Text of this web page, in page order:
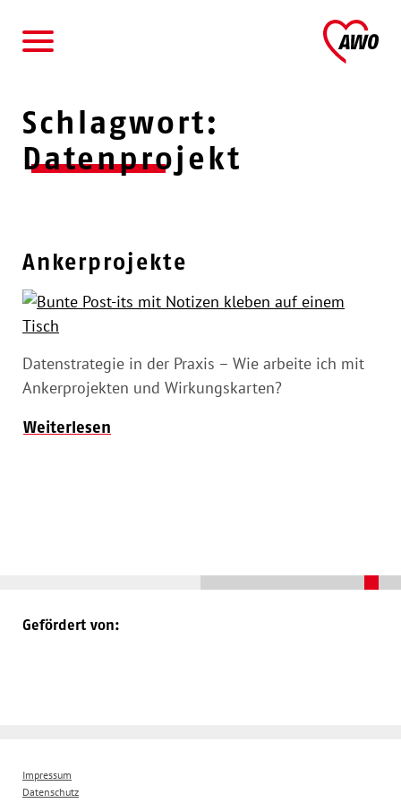
Schlagwort:
Datenprojekt
Ankerprojekte
Datenstrategie in der Praxis – Wie arbeite ich mit
Ankerprojekten und Wirkungskarten?
Weiterlesen
Gefördert von:
Impressum
Datenschutz